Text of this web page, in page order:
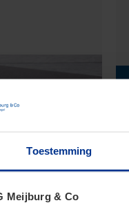
Toestemming
Meijburg & Co